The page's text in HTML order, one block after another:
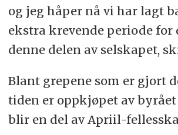
og jeg håper nå vi har lagt
ekstra krevende periode for
denne delen av selskapet,
Blant grepene som er gjort
tiden er oppkjøpet av byrået
blir en del av Apriil-